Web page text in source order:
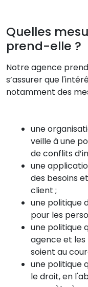
Quelles
prend-elle ?
Notre agence
s’assurer que
notamment des
une
veille à une
de conflits
une
des besoins
client ;
une politique
pour les
une politique
agence et les
soient au
une politique
le droit, en